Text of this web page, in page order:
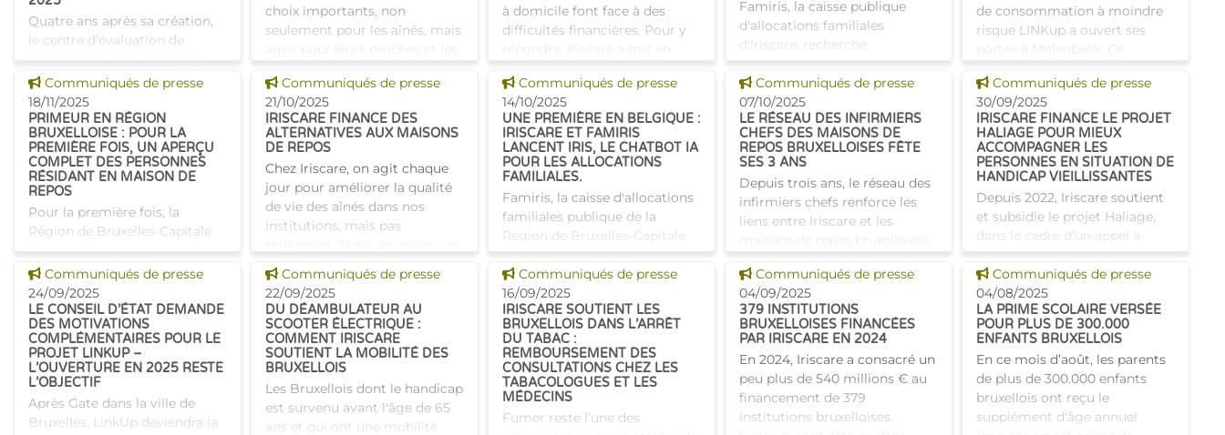
Quatre ans après sa création,
le centre d’évaluation de
l’autonomie et du handicap
d’Iriscare confirme son rôle
essentiel en Région bruxelloise.
En 2025, 9 406 nouvelles
demandes ont ét
choix importants, non
seulement pour les aînés, mais
accompagnent au quotidien.
C’est pourquoi le Co
à domicile font face à des
difficultés financières. Pour y
répondre, Iriscare a mis en
financement, entrée en
vigueur le 1er janvier 2
Famiris, la caisse publique
d'allocations familiales
d'Iriscare, recherche
activement les enfants dont le
droit aux allocations familiales
n’a pas encore été ouvert.
Grâce à la détection numé
de consommation à moindre
risque LINKup a ouvert ses
portes à Molenbeek. Ce
santé publique permet aussi
d'améliorer la qualité de vie
Voir cette news
Communiqués de presse
18/11/2025
PRIMEUR EN RÉGION
BRUXELLOISE : POUR LA
PREMIÈRE FOIS, UN APERÇU
COMPLET DES PERSONNES
RÉSIDANT EN MAISON DE
REPOS
Pour la première fois, la
Région de Bruxelles-Capitale
dispose d’un aperçu clair et
complet des personnes qui
séjournent aujourd’hui dans les
maisons de repos et de soins
du territoire. Les n
Voir cette news
Communiqués de presse
21/10/2025
IRISCARE FINANCE DES
ALTERNATIVES AUX MAISONS
DE REPOS
Chez Iriscare, on agit chaque
jour pour améliorer la qualité
de vie des aînés dans nos
institutions, mais pas
aussi des solutions pour
permettre à chacun de rester c
Voir cette news
Communiqués de presse
14/10/2025
UNE PREMIÈRE EN BELGIQUE :
IRISCARE ET FAMIRIS
LANCENT IRIS, LE CHATBOT IA
POUR LES ALLOCATIONS
FAMILIALES.
Famiris, la caisse d'allocations
familiales publique de la
Région de Bruxelles-Capitale
et qui fait partie d'Iriscare, a
lancé cet été le premier
chatbot IA du pays sur son site
web. Le chatbot,
Voir cette news
Communiqués de presse
07/10/2025
LE RÉSEAU DES INFIRMIERS
CHEFS DES MAISONS DE
REPOS BRUXELLOISES FÊTE
SES 3 ANS
Depuis trois ans, le réseau des
infirmiers chefs renforce les
liens entre Iriscare et les
maisons de repos bruxelloises,
pratiques et l’amélioration
continue. Ce
Voir cette news
Communiqués de presse
30/09/2025
IRISCARE FINANCE LE PROJET
HALIAGE POUR MIEUX
ACCOMPAGNER LES
PERSONNES EN SITUATION DE
HANDICAP VIEILLISSANTES
Depuis 2022, Iriscare soutient
et subsidie le projet Haliage,
dans le cadre d’un appel à
projets. Ce projet porté par le
CPAS de Bruxelles se veut une
réponse innovante pour
l'accompagnement des
Voir cette news
Communiqués de presse
24/09/2025
LE CONSEIL D’ÉTAT DEMANDE
DES MOTIVATIONS
COMPLÉMENTAIRES POUR LE
PROJET LINKUP –
L’OUVERTURE EN 2025 RESTE
L’OBJECTIF
Après Gate dans la ville de
Bruxelles, LinkUp deviendra la
Voir cette news
Communiqués de presse
22/09/2025
DU DÉAMBULATEUR AU
SCOOTER ÉLECTRIQUE :
COMMENT IRISCARE
SOUTIENT LA MOBILITÉ DES
BRUXELLOIS
Les Bruxellois dont le handicap
est survenu avant l'âge de 65
ans et qui ont une mobilité
Voir cette news
Communiqués de presse
16/09/2025
IRISCARE SOUTIENT LES
BRUXELLOIS DANS L’ARRÊT
DU TABAC :
REMBOURSEMENT DES
CONSULTATIONS CHEZ LES
TABACOLOGUES ET LES
MÉDECINS
Fumer reste l’une des
Voir cette news
Communiqués de presse
04/09/2025
379 INSTITUTIONS
BRUXELLOISES FINANCÉES
PAR IRISCARE EN 2024
En 2024, Iriscare a consacré un
peu plus de 540 millions € au
financement de 379
institutions bruxelloises.
Voir cette news
Communiqués de presse
04/08/2025
LA PRIME SCOLAIRE VERSÉE
POUR PLUS DE 300.000
ENFANTS BRUXELLOIS
En ce mois d’août, les parents
de plus de 300.000 enfants
bruxellois ont reçu le
supplément d'âge annuel